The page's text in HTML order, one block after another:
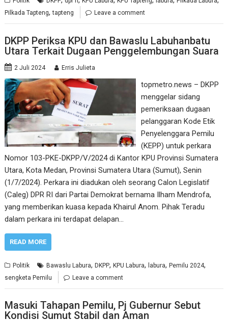
Pilkada Tapteng,tapteng Leave a comment
DKPP Periksa KPU dan Bawaslu Labuhanbatu
Utara Terkait Dugaan Penggelembungan Suara
2 Juli 2024 Erris Julieta
topmetro.news – DKPP
menggelar sidang
pemeriksaan dugaan
pelanggaran Kode Etik
Penyelenggara Pemilu
(KEPP) untuk perkara
Nomor 103-PKE-DKPP/V/2024 di Kantor KPU Provinsi Sumatera
Utara, Kota Medan, Provinsi Sumatera Utara (Sumut), Senin
(1/7/2024). Perkara ini diadukan oleh seorang Calon Legislatif
(Caleg) DPR RI dari Partai Demokrat bernama Ilham Mendrofa,
yang memberikan kuasa kepada Khairul Anom. Pihak Teradu
dalam perkara ini terdapat delapan…
READ MORE
Politik Bawaslu Labura,DKPP,KPU Labura, labura,Pemilu 2024,
sengketa Pemilu Leave a comment
Masuki Tahapan Pemilu, Pj Gubernur Sebut
Kondisi Sumut Stabil dan Aman